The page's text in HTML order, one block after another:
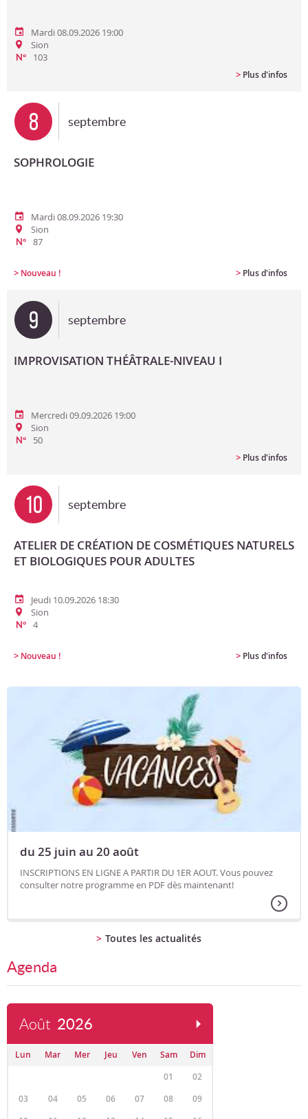
Mardi 08.09.2026 19:00
Sion
N°
103
> Plus d'infos
8 septembre
SOPHROLOGIE
Mardi 08.09.2026 19:30
Sion
N° 87
> Nouveau ! > Plus d'infos
9 septembre
IMPROVISATION THÉÂTRALE-NIVEAU I
Mercredi 09.09.2026 19:00
Sion
N°
50
> Plus d'infos
10 septembre
ATELIER DE CRÉATION DE COSMÉTIQUES NATURELS
ET BIOLOGIQUES POUR ADULTES
Jeudi 10.09.2026 18:30
Sion
N° 4
> Nouveau ! > Plus d'infos
du 25 juin au 20 août
INSCRIPTIONS EN LIGNE A PARTIR DU 1ER AOUT. Vous pouvez
consulter notre programme en PDF dès maintenant!
Toutes les actualités
Agenda
Août 2026
Lun Mar Mer Jeu Ven Sam
Dim
01
02
03
04 05 06 07 08
09